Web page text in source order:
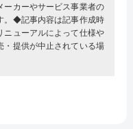
カーやサービス事業者の
。◆記事内容は記事作成時
ニューアルによって仕様や
・提供が中止されている場